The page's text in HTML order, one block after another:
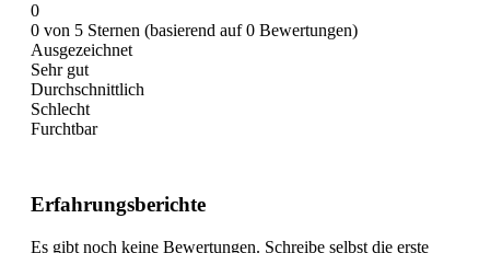
0
0 von 5 Sternen (basierend auf 0 Bewertungen)
Ausgezeichnet
Sehr gut
Durchschnittlich
Schlecht
Furchtbar
Erfahrungsberichte
Es gibt noch keine Bewertungen. Schreibe selbst die erste